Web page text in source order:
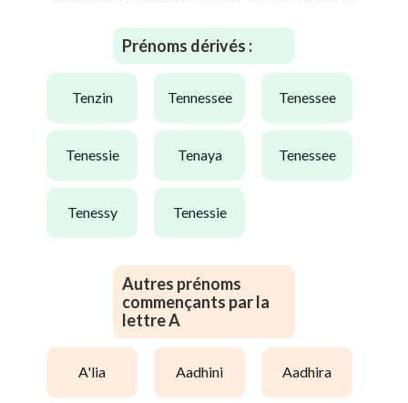
Prénoms dérivés :
tenzin tennessee tenessee
tenessie tenaya tenessee
tenessy tenessie
Autres prénoms
commençants par la
lettre A
a'lia aadhini aadhira